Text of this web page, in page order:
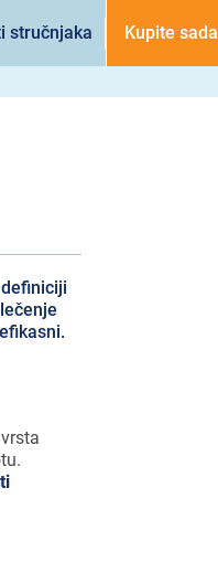
stručnjaka Kupite sada